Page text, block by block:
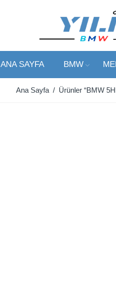
ANA SAYFA BMW
Ana Sayfa/ Ürünler “BMW